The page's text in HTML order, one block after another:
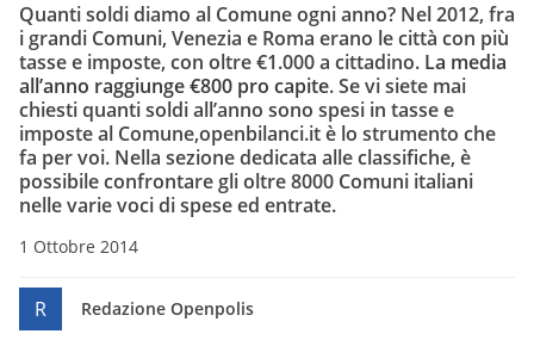
Quanti soldi diamo al Comune ogni anno? Nel 2012, fra
i grandi Comuni, Venezia e Roma erano le città con più
tasse e imposte, con oltre €1.000 a cittadino. La media
all’anno raggiunge€800 pro capite. Se vi siete mai
chiesti quanti soldi all’anno sono spesi in tasse e
imposte al Comune,openbilanci.it è lo strumento che
fa per voi. Nella sezione dedicata alle classifiche, è
possibile confrontare gli oltre 8000 Comuni italiani
nelle varie voci di spese ed entrate.
1 Ottobre 2014
R Redazione Openpolis